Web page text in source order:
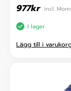
977kr incl.
I lager
Lägg till i